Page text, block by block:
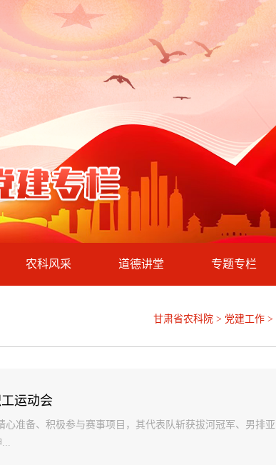
农科风采 道德讲堂 专题专栏
甘肃省农科院 > 党建工作 >
运动会
准备、积极参与赛事项目，其代表队斩获拔河冠军、男排亚
...